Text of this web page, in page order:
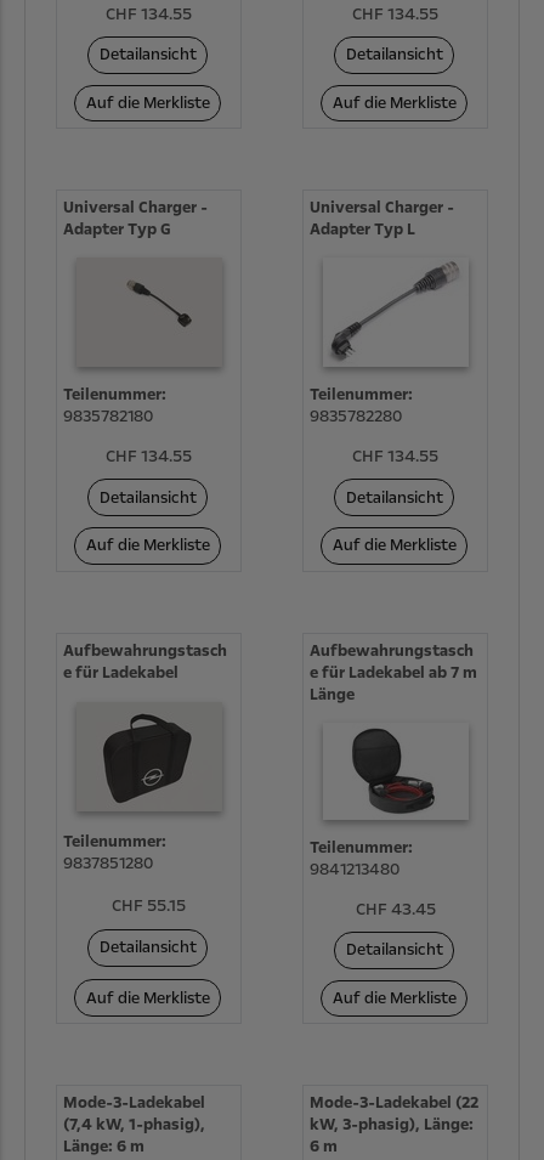
CHF 134.55
Detailansicht
Auf die Merkliste
CHF 134.55
Detailansicht
Auf die Merkliste
Universal Charger -
Adapter Typ G
Teilenummer:
9835782180
CHF 134.55
Detailansicht
Auf die Merkliste
Universal Charger -
Adapter Typ L
Teilenummer:
9835782280
CHF 134.55
Detailansicht
Auf die Merkliste
Aufbewahrungstasch
e für Ladekabel
Teilenummer:
9837851280
CHF 55.15
Detailansicht
Auf die Merkliste
Aufbewahrungstasch
e für Ladekabel ab 7 m
Länge
Teilenummer:
9841213480
CHF 43.45
Detailansicht
Auf die Merkliste
Mode-3-Ladekabel
(7,4 kW, 1-phasig),
Länge: 6 m
Mode-3-Ladekabel (22
kW, 3-phasig), Länge:
6 m